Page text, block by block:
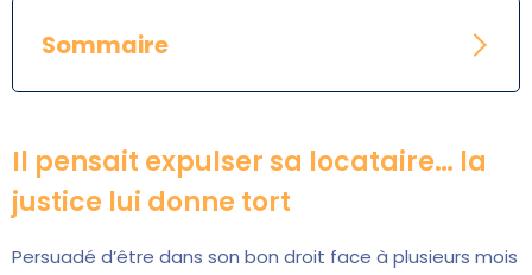
Sommaire
Il pensait expulser sa locataire… la
justice lui donne tort
Persuadé d’être dans son bon droit face à plusieurs mois